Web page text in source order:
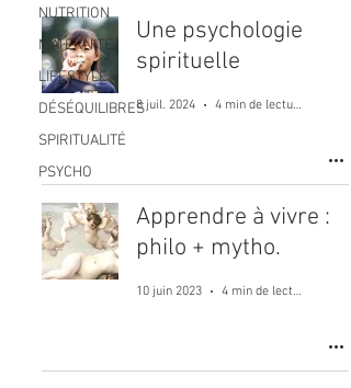
NUTRITION
MATERNITÉ
LIFESTYLE
DÉSÉQUILIBRES
SPIRITUALITÉ
PSYCHO
Une psychologie
spirituelle
8 juil. 2024 4 min de lecture
Apprendre à vivre :
philo + mytho.
10 juin 2023 4 min de lecture